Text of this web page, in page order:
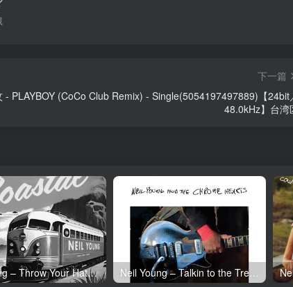
下一篇
- PLAYBOY (CoCo Club Remix) - Single(5054197497889)【24bit
48.0kHz】台湾
Neil Young – Throw Your Hatred Down (Live) – Single(054391239273)【24bit／96.0kHz】土耳其区 Neil Young – Talkin to the Trees(093624835004)【24bit／192.0kHz】土耳其区